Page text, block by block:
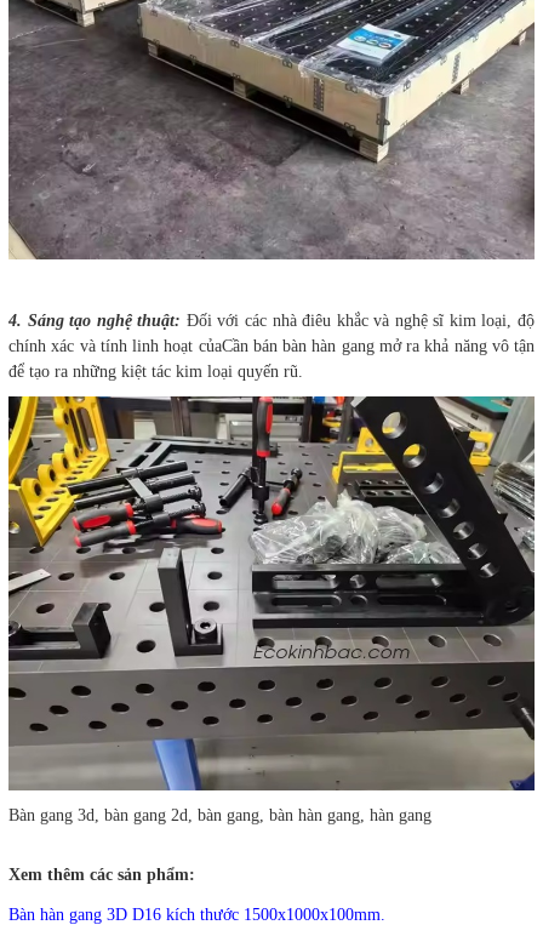
4. Sáng tạo nghệ thuật: Đối với các nhà điêu khắc và nghệ sĩ kim loại, độ
chính xác và tính linh hoạt củaCần bán bàn hàn gang mở ra khả năng vô tận
để tạo ra những kiệt tác kim loại quyến rũ.
Bàn gang 3d, bàn gang 2d, bàn gang, bàn hàn gang, hàn gang
Xem thêm các sản phẩm:
Bàn hàn gang 3D D16 kích thước 1500x1000x100mm.